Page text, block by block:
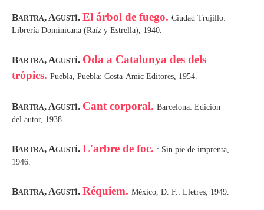
Bartra, Agustí. El árbol de fuego. Ciudad Trujillo:
Librería Dominicana (Raíz y Estrella), 1940.
Bartra, Agustí. Oda a Catalunya des dels
trópics. Puebla, Puebla: Costa-Amic Editores, 1954.
Bartra, Agustí. Cant corporal. Barcelona: Edición
del autor, 1938.
Bartra, Agustí. L'arbre de foc. : Sin pie de imprenta,
1946.
Bartra, Agustí. Réquiem. México, D. F.: Lletres, 1949.